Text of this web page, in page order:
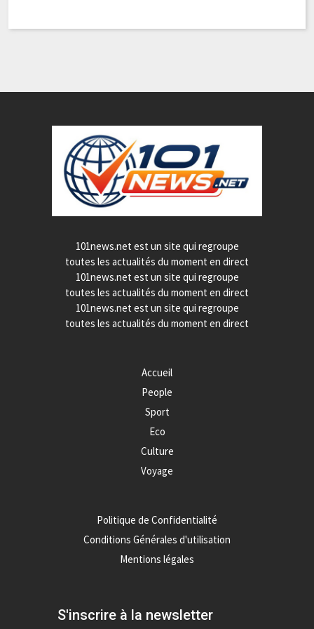
101news.net est un site qui regroupe
toutes les actualités du moment en direct
101news.net est un site qui regroupe
toutes les actualités du moment en direct
101news.net est un site qui regroupe
toutes les actualités du moment en direct
Accueil
People
Sport
Eco
Culture
Voyage
Politique de Confidentialité
Conditions Générales d'utilisation
Mentions légales
S'inscrire à la newsletter